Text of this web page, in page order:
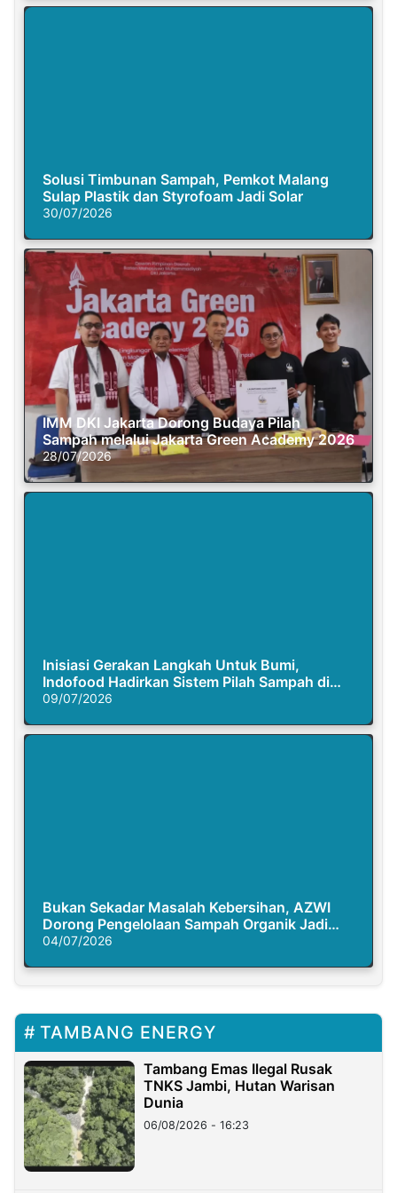
Solusi Timbunan Sampah, Pemkot Malang
Sulap Plastik dan Styrofoam Jadi Solar
30/07/2026
IMM DKI Jakarta Dorong Budaya Pilah
Sampah melalui Jakarta Green Academy 2026
28/07/2026
Inisiasi Gerakan Langkah Untuk Bumi,
Indofood Hadirkan Sistem Pilah Sampah di
Semasa Piknik
09/07/2026
Bukan Sekadar Masalah Kebersihan, AZWI
Dorong Pengelolaan Sampah Organik Jadi
Solusi Krisis Iklim
04/07/2026
TAMBANG ENERGY
Tambang Emas Ilegal Rusak
TNKS Jambi, Hutan Warisan
Dunia
06/08/2026 - 16:23